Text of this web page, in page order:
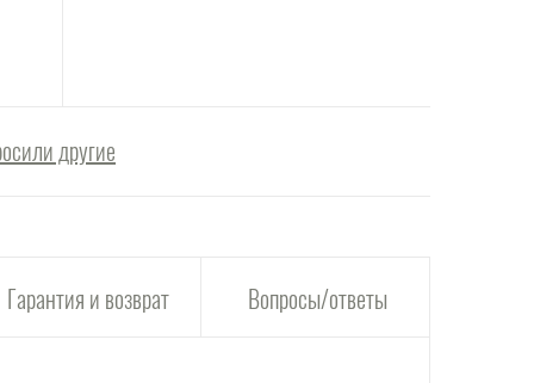
другие
Гарантия и возврат Вопросы/ответы